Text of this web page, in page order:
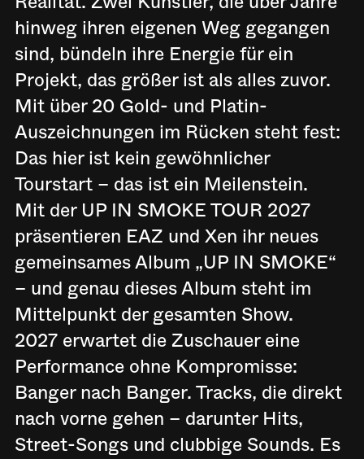
hinweg ihren eigenen Weg gegangen
sind, bündeln ihre Energie für ein
Projekt, das größer ist als alles zuvor.
Mit über 20 Gold- und Platin-
Auszeichnungen im Rücken steht fest:
Das hier ist kein gewöhnlicher
Tourstart – das ist ein Meilenstein.
Mit der UP IN SMOKE TOUR 2027
präsentieren EAZ und Xen ihr neues
gemeinsames Album „UP IN SMOKE“
– und genau dieses Album steht im
Mittelpunkt der gesamten Show.
2027 erwartet die Zuschauer eine
Performance ohne Kompromisse:
Banger nach Banger. Tracks, die direkt
nach vorne gehen – darunter Hits,
Street-Songs und clubbige Sounds. Es